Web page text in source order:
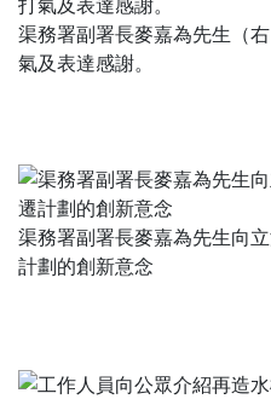
渠務署副署長麥嘉為先生（
氣及表達感謝。
渠務署副署長麥嘉為先生向
計劃的創新意念